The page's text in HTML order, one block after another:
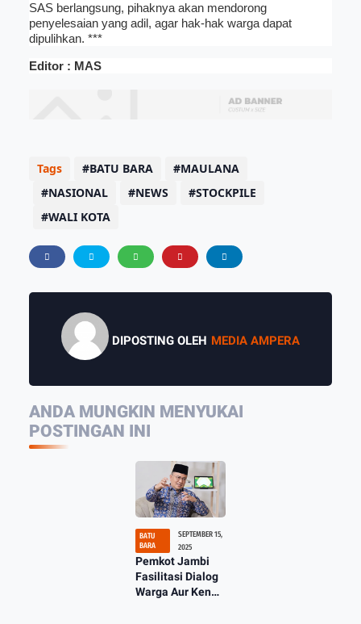
SAS berlangsung, pihaknya akan mendorong
penyelesaian yang adil, agar hak-hak warga dapat
dipulihkan. ***
Editor : MAS
Tags BATU BARA
MAULANA
NASIONAL
NEWS
STOCKPILE
WALI KOTA
DIPOSTING OLEH MEDIA AMPERA
ANDA MUNGKIN MENYUKAI
POSTINGAN INI
BATU
BARA
SEPTEMBER 15,
2025
Pemkot Jambi
Fasilitasi Dialog
Warga Aur Kenali